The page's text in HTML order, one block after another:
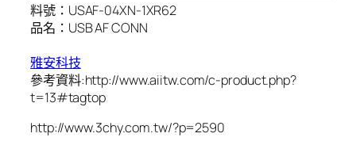
料號：USAF-04XN-1XR62
品名：USB AF CONN
雅安科技
參考資料:http://www.aiitw.com/c-product.php?
t=13#tagtop
http://www.3chy.com.tw/?p=2590